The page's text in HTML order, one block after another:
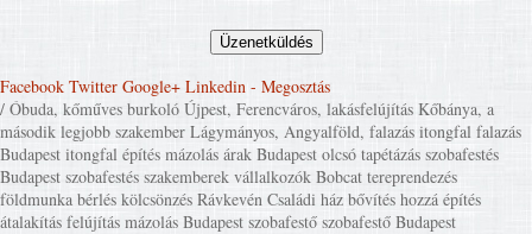
Facebook Twitter Google+ Linkedin - Megosztás
/ Óbuda, kőműves burkoló Újpest, Ferencváros, lakásfelújítás Kőbánya, a
második legjobb szakember Lágymányos, Angyalföld, falazás itongfal falazás
Budapest itongfal építés mázolás árak Budapest olcsó tapétázás szobafestés
Budapest szobafestés szakemberek vállalkozók Bobcat tereprendezés
földmunka bérlés kölcsönzés Rávkevén Családi ház bővítés hozzá építés
átalakítás felújítás mázolás Budapest szobafestő szobafestő Budapest